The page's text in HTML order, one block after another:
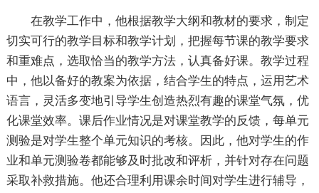
在教学工作中，他根据教学大纲和教材的要求，制定
切实可行的教学目标和教学计划，把握每节课的教学要求
和重难点，选取恰当的教学方法，认真备好课。教学过程
中，他以备好的教案为依据，结合学生的特点，运用艺术
语言，灵活多变地引导学生创造热烈有趣的课堂气氛，优
化课堂效率。课后作业情况是对课堂教学的反馈，每单元
测验是对学生整个单元知识的考核。因此，他对学生的作
业和单元测验卷都能够及时批改和评析，并针对存在问题
采取补救措施。他还合理利用课余时间对学生进行辅导，